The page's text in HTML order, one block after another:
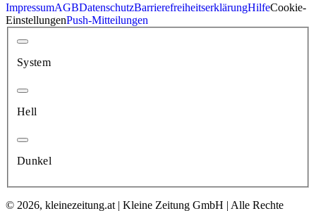
ImpressumAGBDatenschutzBarrierefreiheitserklärungHilfeCookie-
EinstellungenPush-Mitteilungen
System
Hell
Dunkel
© 2026, kleinezeitung.at | Kleine Zeitung GmbH | Alle Rechte